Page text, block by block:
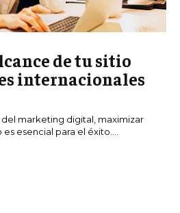
de tu sitio
internacionales
marketing digital, maximizar
esencial para el éxito....